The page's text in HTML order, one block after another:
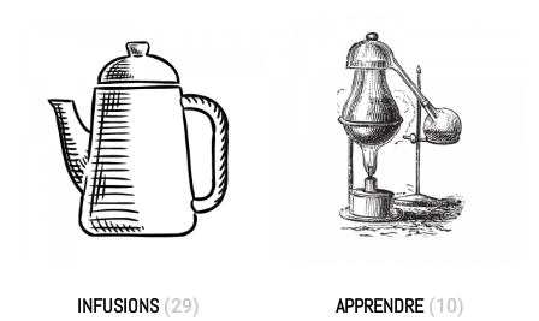
INFUSIONS (29) APPRENDRE (10)